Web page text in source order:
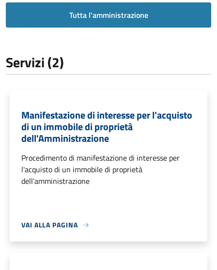
Tutta l'amministrazione
Servizi (2)
Manifestazione di interesse per l'acquisto
di un immobile di proprietà
dell'Amministrazione
Procedimento di manifestazione di interesse per
l'acquisto di un immobile di proprietà
dell'amministrazione
VAI ALLA PAGINA